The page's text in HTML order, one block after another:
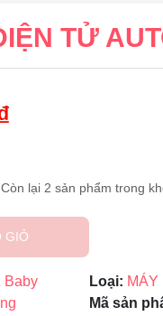
TỬ
Còn lại 2 sản phẩm trong
GIỎ
Baby Loại: MÁY
Mã sản
giá:
hết hạn: